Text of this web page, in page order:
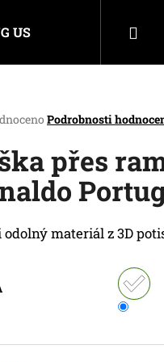
US
Podrobnosti
přes
odolný materiál z 3D